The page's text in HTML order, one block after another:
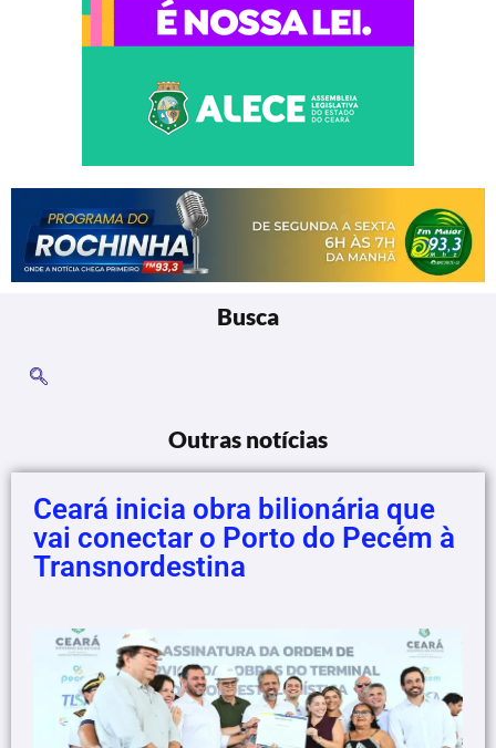
Busca
Outras notícias
Ceará inicia obra bilionária que
vai conectar o Porto do Pecém à
Transnordestina